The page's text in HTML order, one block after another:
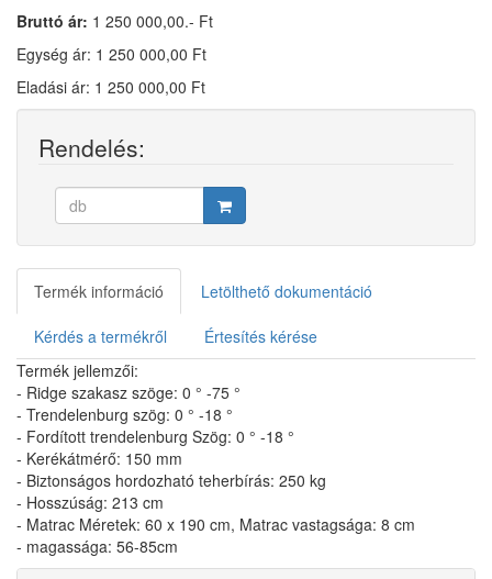
Bruttó ár: 1 250 000,00.- Ft
Egység ár: 1 250 000,00 Ft
Eladási ár: 1 250 000,00 Ft
Rendelés:
Termék információ Letölthető dokumentáció
Kérdés a termékről
Értesítés kérése
Termék jellemzői:
- Ridge szakasz szöge: 0 ° -75 °
- Trendelenburg szög: 0 ° -18 °
- Fordított trendelenburg Szög: 0 ° -18 °
- Kerékátmérő: 150 mm
- Biztonságos hordozható teherbírás: 250 kg
- Hosszúság: 213 cm
- Matrac Méretek: 60 x 190 cm, Matrac vastagsága: 8 cm
- magassága: 56-85cm